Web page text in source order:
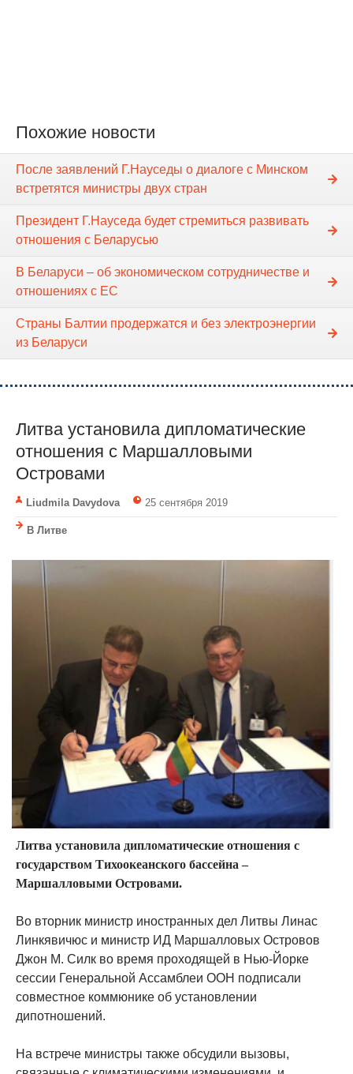
Похожие новости
После заявлений Г.Науседы о диалоге с Минском
встретятся министры двух стран
Президент Г.Науседа будет стремиться развивать
отношения с Беларусью
В Беларуси – об экономическом сотрудничестве и
отношениях с ЕС
Страны Балтии продержатся и без электроэнергии
из Беларуси
Литва установила дипломатические
отношения с Маршалловыми
Островами
Liudmila Davydova 25 сентября 2019
В Литве
Литва установила дипломатические отношения с
государством Тихоокеанского бассейна –
Маршалловыми Островами.
Во вторник министр иностранных дел Литвы Линас
Линкявичюс и министр ИД Маршалловых Островов
Джон М. Силк во время проходящей в Нью-Йорке
сессии Генеральной Ассамблеи ООН подписали
совместное коммюнике об установлении
дипотношений.
На встрече министры также обсудили вызовы,